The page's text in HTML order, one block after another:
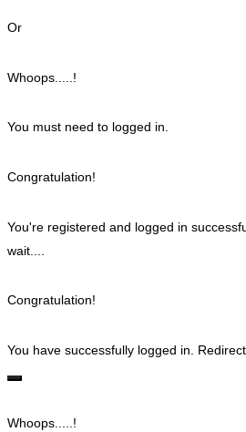
Or
Whoops.....!
You must need to logged in.
Congratulation!
You're registered and logged in
wait....
Congratulation!
You have successfully logged in.
Whoops.....!